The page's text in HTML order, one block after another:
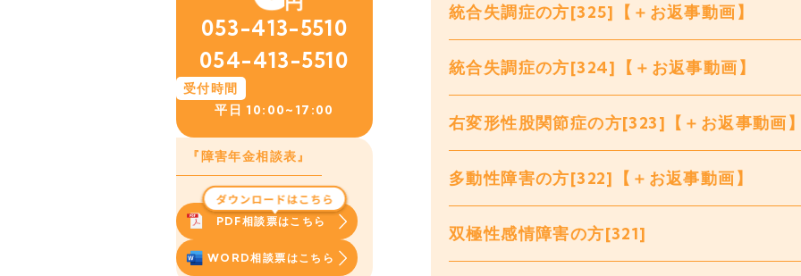
統合失調症の方[325]【＋お返事動画】
統合失調症の方[324]【＋お返事動画】
右変形性股関節症の方[323]【＋お返事動画
多動性障害の方[322]【＋お返事動画】
双極性感情障害の方[321]
053-413-5510
054-413-5510
受付時間
平日 10:00~17:00
『障害年金相談表』
PDF相談票はこちら
WORD相談票はこちら